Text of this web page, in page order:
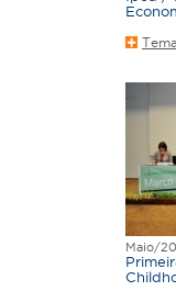
Maio/